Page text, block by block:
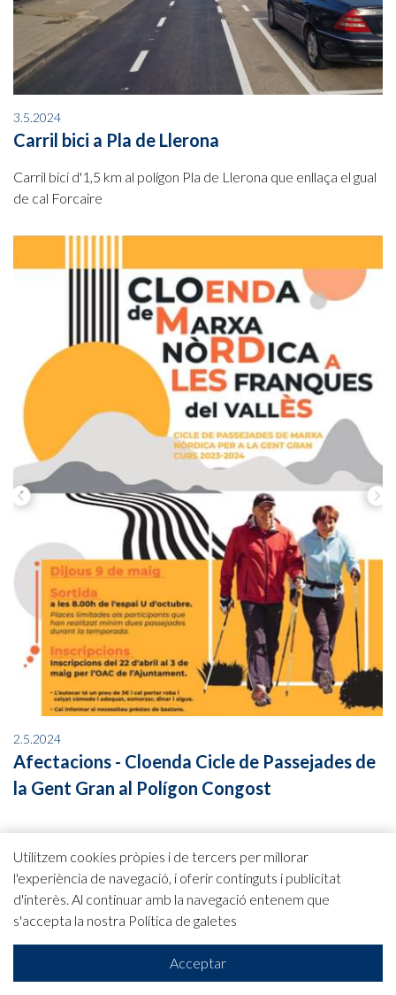
3.5.2024
Carril bici a Pla de Llerona
Carril bici d'1,5 km al polígon Pla de Llerona que enllaça el gual
de cal Forcaire
2.5.2024
Afectacions - Cloenda Cicle de Passejades de
la Gent Gran al Polígon Congost
Utilitzem cookies pròpies i de tercers per millorar
l'experiència de navegació, i oferir continguts i publicitat
d'interès. Al continuar amb la navegació entenem que
s'accepta la nostra Política de galetes
Acceptar